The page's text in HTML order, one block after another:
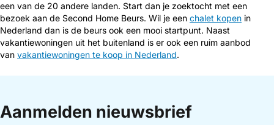
een van de 20 andere landen. Start dan je zoektocht met een
bezoek aan de Second Home Beurs. Wil je een chalet kopen in
Nederland dan is de beurs ook een mooi startpunt. Naast
vakantiewoningen uit het buitenland is er ook een ruim aanbod
van vakantiewoningen te koop in Nederland.
Aanmelden nieuwsbrief